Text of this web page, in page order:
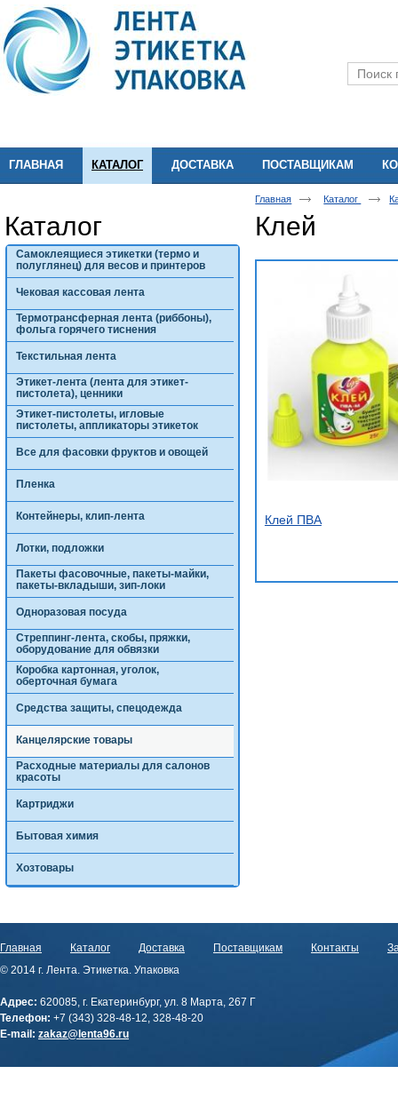
ГЛАВНАЯ КАТАЛОГ ДОСТАВКА ПОСТАВЩИКАМ
Каталог
Самоклеящиеся этикетки (термо и
полуглянец) для весов и принтеров
Чековая кассовая лента
Термотрансферная лента (риббоны),
фольга горячего тиснения
Текстильная лента
Этикет-лента (лента для этикет-
пистолета), ценники
Этикет-пистолеты, игловые
пистолеты, аппликаторы этикеток
Все для фасовки фруктов и овощей
Пленка
Контейнеры, клип-лента
Лотки, подложки
Пакеты фасовочные, пакеты-майки,
пакеты-вкладыши, зип-локи
Одноразовая посуда
Стреппинг-лента, скобы, пряжки,
оборудование для обвязки
Коробка картонная, уголок,
оберточная бумага
Средства защиты, спецодежда
Канцелярские товары
Расходные материалы для салонов
красоты
Картриджи
Бытовая химия
Хозтовары
Главная Каталог
Клей
Клей ПВА
Главная Каталог Доставка Поставщикам Контакты
© 2014 г. Лента. Этикетка. Упаковка
Адрес: 620085, г. Екатеринбург, ул. 8 Марта, 267 Г
Телефон: +7 (343) 328-48-12, 328-48-20
E-mail: zakaz@lenta96.ru